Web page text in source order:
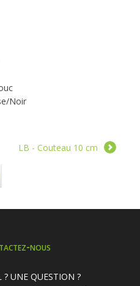
Noir
LB - Couteau 10 cm
nous
? UNE QUESTION ?